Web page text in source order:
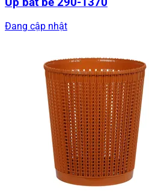
Đang cập nhật